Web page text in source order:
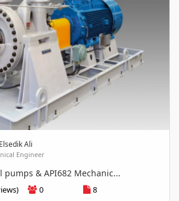
Ali
Engineer
pumps & API682 Mechanic...
0
8